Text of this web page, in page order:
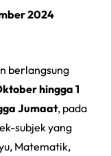
2024
berlangsung
hingga 1
Jumaat, pada
subjek yang
Matematik,